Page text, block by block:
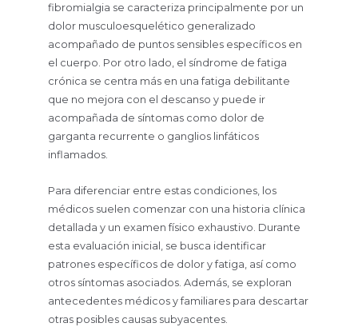
fibromialgia se caracteriza principalmente por un
dolor musculoesquelético generalizado
acompañado de puntos sensibles específicos en
el cuerpo. Por otro lado, el síndrome de fatiga
crónica se centra más en una fatiga debilitante
que no mejora con el descanso y puede ir
acompañada de síntomas como dolor de
garganta recurrente o ganglios linfáticos
inflamados.
Para diferenciar entre estas condiciones, los
médicos suelen comenzar con una historia clínica
detallada y un examen físico exhaustivo. Durante
esta evaluación inicial, se busca identificar
patrones específicos de dolor y fatiga, así como
otros síntomas asociados. Además, se exploran
antecedentes médicos y familiares para descartar
otras posibles causas subyacentes.